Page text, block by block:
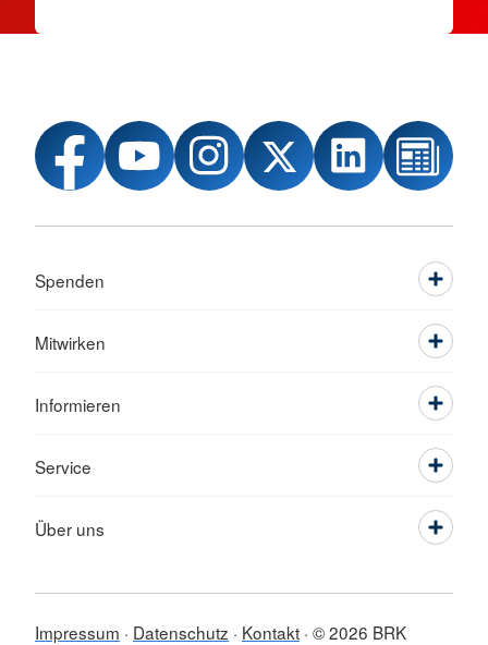
Spenden
Mitwirken
Informieren
Service
Über uns
Impressum Datenschutz Kontakt © 2026 BRK